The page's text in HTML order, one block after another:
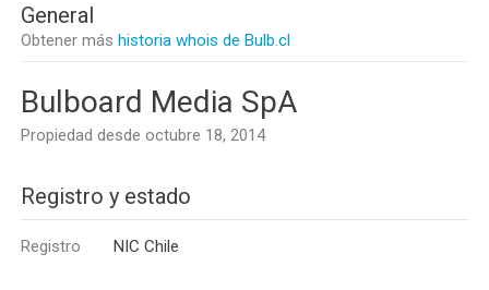
General
Obtener más historia whois de Bulb.cl
Bulboard Media SpA
Propiedad desde octubre 18, 2014
Registro y estado
Registro NIC Chile